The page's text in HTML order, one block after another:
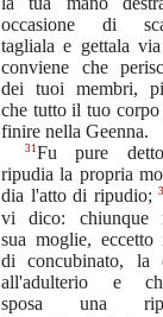
occasione di
tagliala e gettala
conviene che
dei tuoi membri,
che tutto il tuo corpo
finire nella Geenna.
31 Fu pure
ripudia la propria
dia l'atto di ripudio;
vi dico: chiunque
sua moglie, eccetto
di concubinato, la
all'adulterio e
sposa una